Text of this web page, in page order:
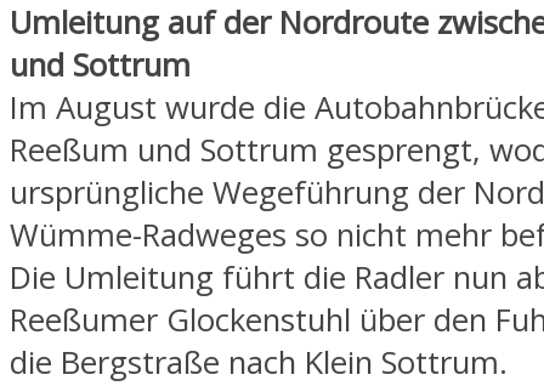
Umleitung auf der Nordroute
und Sottrum
Im August wurde die
Reeßum und Sottrum gesprengt,
ursprüngliche Wegeführung der
Wümme-Radweges so nicht mehr
Die Umleitung führt die Radler nun
Reeßumer Glockenstuhl über den
die Bergstraße nach Klein Sottrum.